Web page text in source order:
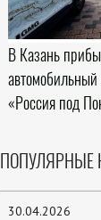
В Казань
«Россия под
ПОПУЛЯРНЫЕ
30.04.2026